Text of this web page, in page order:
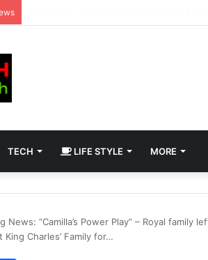
TECH LIFE STYLE MORE
News: “Camilla’s Power Play” – Royal family
Charles’ Family for…